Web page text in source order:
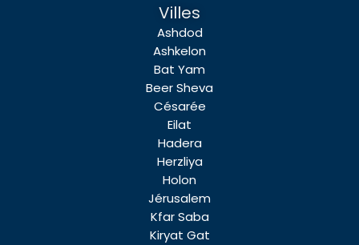
Villes
Ashdod
Ashkelon
Bat Yam
Beer Sheva
Césarée
Eilat
Hadera
Herzliya
Holon
Jérusalem
Kfar Saba
Kiryat Gat